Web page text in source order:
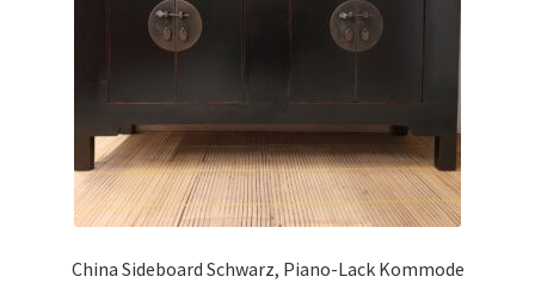
China Sideboard Schwarz, Piano-Lack Kommode